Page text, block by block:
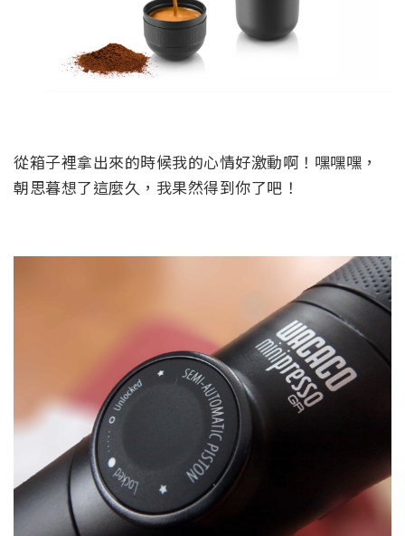
從箱子裡拿出來的時候我的心情好激動啊！嘿嘿嘿，
朝思暮想了這麼久，我果然得到你了吧！